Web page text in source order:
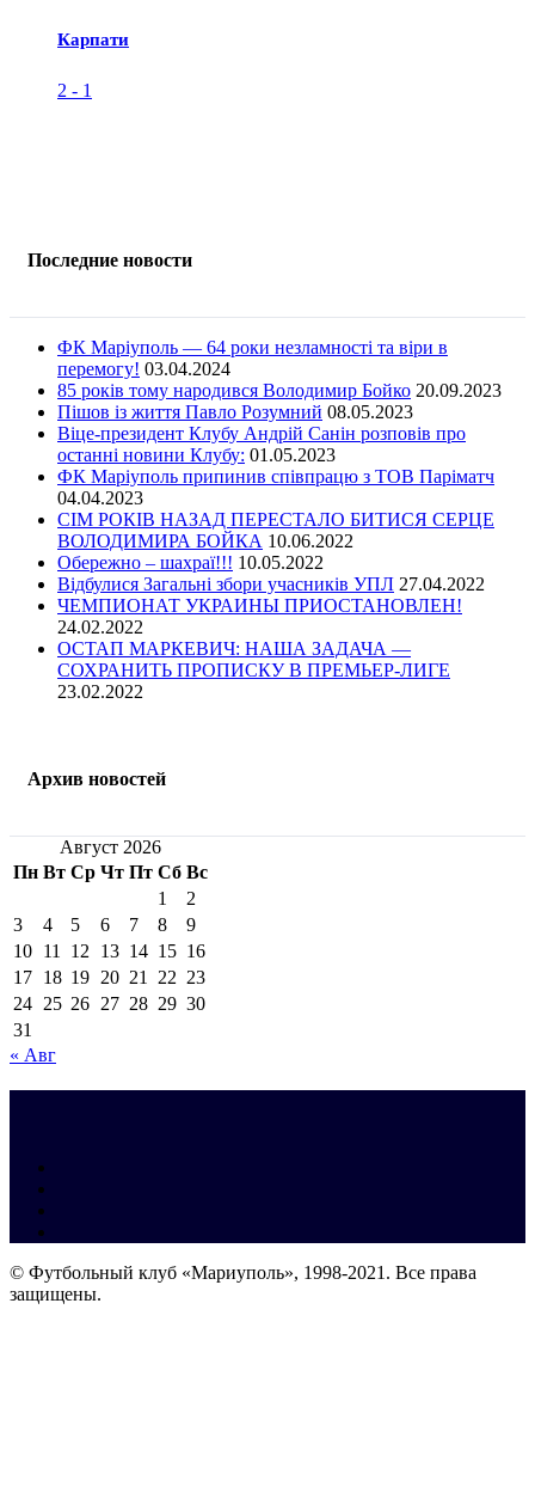
Карпати
2 - 1
Последние новости
ФК Маріуполь — 64 роки незламності та віри в
перемогу! 03.04.2024
85 років тому народився Володимир Бойко 20.09.2023
Пішов із життя Павло Розумний 08.05.2023
Віце-президент Клубу Андрій Санін розповів про
останні новини Клубу: 01.05.2023
ФК Маріуполь припинив співпрацю з ТОВ Паріматч
04.04.2023
СІМ РОКІВ НАЗАД ПЕРЕСТАЛО БИТИСЯ СЕРЦЕ
ВОЛОДИМИРА БОЙКА 10.06.2022
Обережно – шахраї!!! 10.05.2022
Відбулися Загальні збори учасників УПЛ 27.04.2022
ЧЕМПИОНАТ УКРАИНЫ ПРИОСТАНОВЛЕН!
24.02.2022
ОСТАП МАРКЕВИЧ: НАША ЗАДАЧА —
СОХРАНИТЬ ПРОПИСКУ В ПРЕМЬЕР-ЛИГЕ
23.02.2022
Архив новостей
Август 2026
Пн Вт Ср Чт Пт Сб Вс
1
2
3
4 5 6 7 8
9
10 11 12 13 14 15 16
17 18 19 20 21 22 23
24 25 26 27 28 29 30
31
« Авг
© Футбольный клуб «Мариуполь», 1998-2021. Все права
защищены.